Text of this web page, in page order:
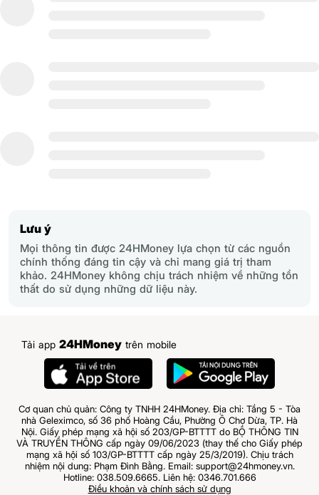
Lưu ý
Mọi thông tin được 24HMoney lựa chọn từ các nguồn
chính thống đáng tin cậy và chỉ mang giá trị tham
khảo. 24HMoney không chịu trách nhiệm về những tổn
thất do sử dụng những dữ liệu này.
Tải app 24HMoney trên mobile
Cơ quan chủ quản: Công ty TNHH 24HMoney. Địa chỉ: Tầng 5 - Tòa
nhà Geleximco, số 36 phố Hoàng Cầu, Phường Ô Chợ Dừa, TP. Hà
Nội. Giấy phép mạng xã hội số 203/GP-BTTTT do BỘ THÔNG TIN
VÀ TRUYỀN THÔNG cấp ngày 09/06/2023 (thay thế cho Giấy phép
mạng xã hội số 103/GP-BTTTT cấp ngày 25/3/2019). Chịu trách
nhiệm nội dung: Phạm Đình Bằng. Email: support@24hmoney.vn.
Hotline: 038.509.6665. Liên hệ: 0346.701.666
Điều khoản và chính sách sử dụng